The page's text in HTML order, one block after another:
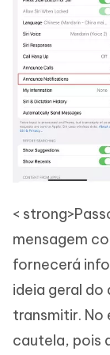
<
mensagem
fornecerá
ideia geral
transmitir.
cautela, pois